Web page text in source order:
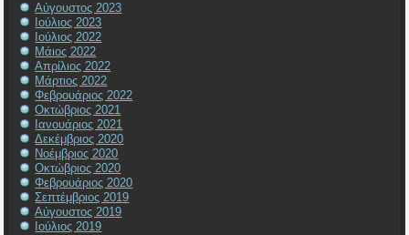
Αύγουστος 2023
Ιούλιος 2023
Ιούλιος 2022
Μάιος 2022
Απρίλιος 2022
Μάρτιος 2022
Φεβρουάριος 2022
Οκτώβριος 2021
Ιανουάριος 2021
Δεκέμβριος 2020
Νοέμβριος 2020
Οκτώβριος 2020
Φεβρουάριος 2020
Σεπτέμβριος 2019
Αύγουστος 2019
Ιούλιος 2019